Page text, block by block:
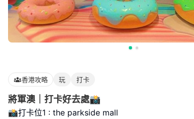
香港攻略 玩 打卡
將軍澳｜打卡好去處📸️
📸打卡位1 : the parkside mall